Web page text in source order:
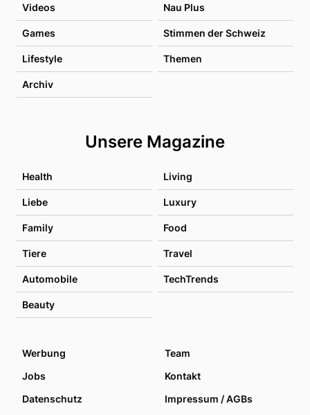
Videos Nau Plus
Games Stimmen der Schweiz
Lifestyle Themen
Archiv
Unsere Magazine
Health Living
Liebe Luxury
Family Food
Tiere Travel
Automobile TechTrends
Beauty
Werbung
Team
Jobs
Kontakt
Datenschutz
Impressum / AGBs